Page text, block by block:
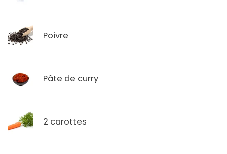
Poivre
Pâte de curry
2 carottes